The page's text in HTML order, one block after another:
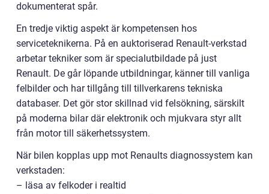
dokumenterat spår.
En tredje viktig aspekt är kompetensen hos
serviceteknikerna. På en auktoriserad Renault-verkstad
arbetar tekniker som är specialutbildade på just
Renault. De går löpande utbildningar, känner till vanliga
felbilder och har tillgång till tillverkarens tekniska
databaser. Det gör stor skillnad vid felsökning, särskilt
på moderna bilar där elektronik och mjukvara styr allt
från motor till säkerhetssystem.
När bilen kopplas upp mot Renaults diagnossystem kan
verkstaden:
– läsa av felkoder i realtid